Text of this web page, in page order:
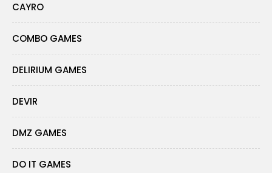
CAYRO
COMBO GAMES
DELIRIUM GAMES
DEVIR
DMZ GAMES
DO IT GAMES